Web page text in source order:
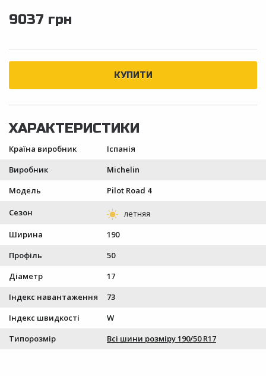
9037 грн
Країна виробник
Іспанія
Виробник
Michelin
Модель
Pilot Road 4
Сезон
Ширина
190
Профіль
50
Діаметр
17
Індекс навантаження
73
Індекс швидкості
W
Типорозмір
Всі шини розміру 190/50 R17